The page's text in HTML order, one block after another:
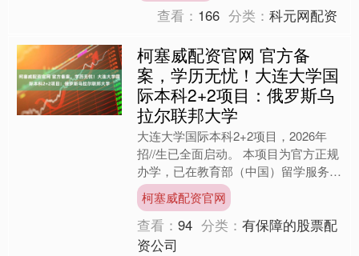
查看： 166 分类：科元网配资
柯塞威配资官网 官方备
案，学历无忧！大连大学国
际本科2+2项目：俄罗斯乌
拉尔联邦大学
大连大学国际本科2+2项目，2026年
招//生已全面启动。 本项目为官方正规
办学，已在教育部（中国）留学服务中
心备案，留学安全便捷，学历认证无
忧。全部课程由大连....
柯塞威配资官网
查看：94 分类：有保障的股票配
资公司